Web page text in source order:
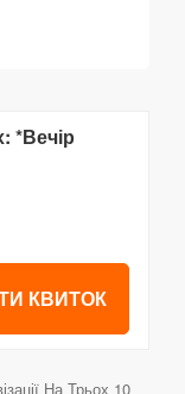
*Вечір
КВИТОК
На Трьох 10